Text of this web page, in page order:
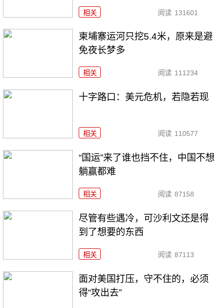
相关 阅读 131601
柬埔寨运河只挖5.4米，原来是避
免夜长梦多
相关 阅读 111234
十字路口：美元危机，若隐若现
相关 阅读 110577
“国运”来了谁也挡不住，中国不想
躺赢都难
相关 阅读 87158
尽管有些遇冷，可沙利文还是得
到了想要的东西
相关 阅读 87113
面对美国打压，守不住的，必须
得“攻出去”